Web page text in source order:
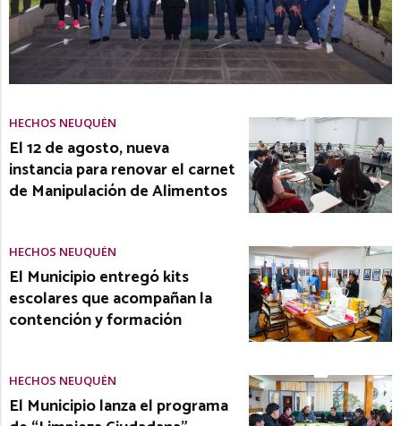
HECHOS NEUQUÉN
El 12 de agosto, nueva
instancia para renovar el carnet
de Manipulación de Alimentos
HECHOS NEUQUÉN
El Municipio entregó kits
escolares que acompañan la
contención y formación
HECHOS NEUQUÉN
El Municipio lanza el programa